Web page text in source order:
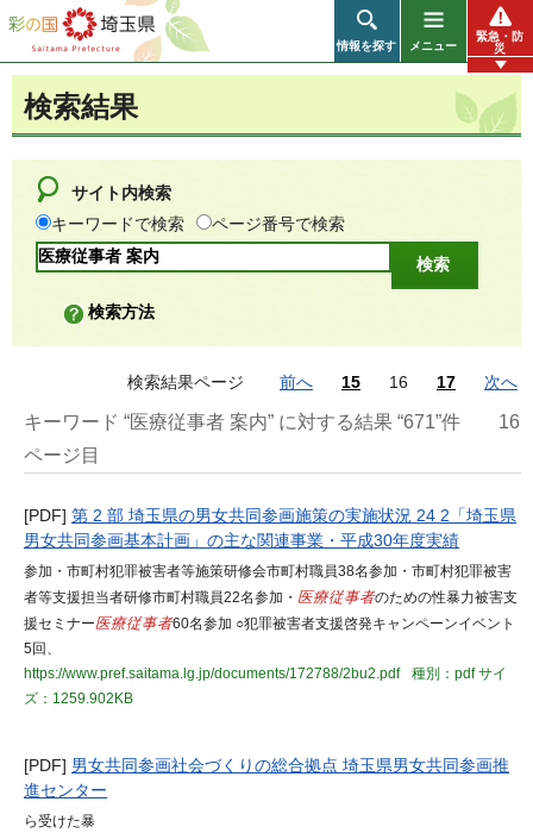
彩の国 埼玉県
情報を探す メニュー
緊急・防
災
検索結果
サイト内検索
キーワードで検索
ページ番号で検索
検索方法
検索結果ページ 前へ 15 16 17 次へ
キーワード “医療従事者 案内” に対する結果 “671”件
16
ページ目
[PDF] 第 2 部 埼玉県の男女共同参画施策の実施状況 24 2「埼玉県
男女共同参画基本計画」の主な関連事業・平成30年度実績
参加・市町村犯罪被害者等施策研修会市町村職員38名参加・市町村犯罪被害
者等支援担当者研修市町村職員22名参加・ 医療従事者のための性暴力被害支
援セミナー医療従事者60名参加 ○犯罪被害者支援啓発キャンペーンイベント
5回、
https://www.pref.saitama.lg.jp/documents/172788/2bu2.pdf
種別：pdfサイ
ズ：1259.902KB
[PDF] 男女共同参画社会づくりの総合拠点 埼玉県男女共同参画推
進センター
ら受けた暴